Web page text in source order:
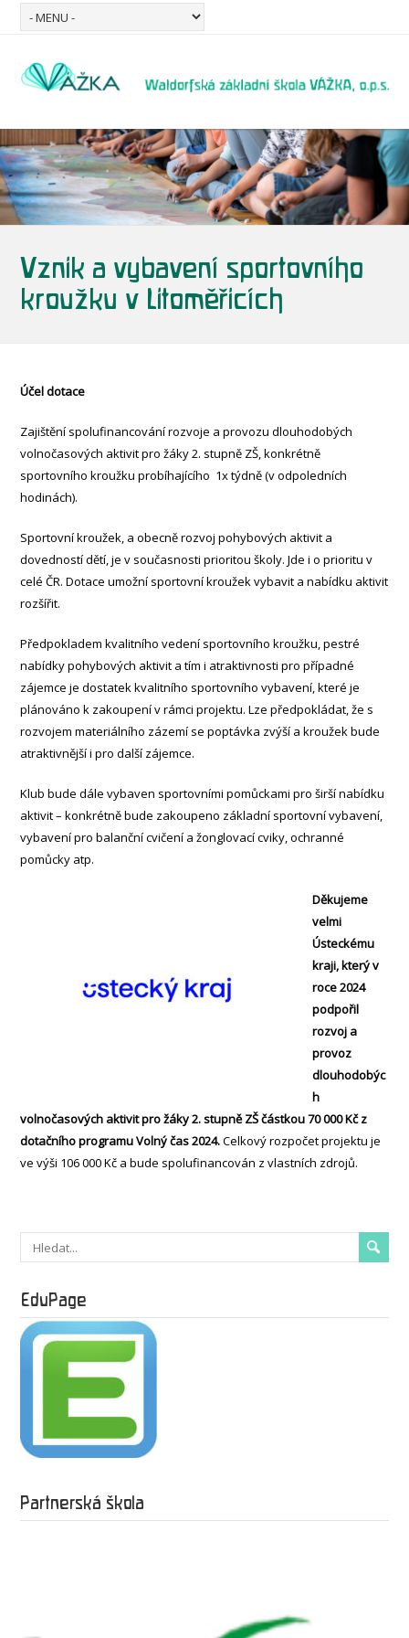
Vznik a vybavení sportovního
kroužku v Litoměřicích
Účel dotace
Zajištění spolufinancování rozvoje a provozu dlouhodobých
volnočasových aktivit pro žáky 2. stupně ZŠ, konkrétně
sportovního kroužku probíhajícího 1x týdně (v odpoledních
hodinách).
Sportovní kroužek, a obecně rozvoj pohybových aktivit a
dovedností dětí, je v současnosti prioritou školy. Jde i o prioritu v
celé ČR. Dotace umožní sportovní kroužek vybavit a nabídku aktivit
rozšířit.
Předpokladem kvalitního vedení sportovního kroužku, pestré
nabídky pohybových aktivit a tím i atraktivnosti pro případné
zájemce je dostatek kvalitního sportovního vybavení, které je
plánováno k zakoupení v rámci projektu. Lze předpokládat, že s
rozvojem materiálního zázemí se poptávka zvýší a kroužek bude
atraktivnější i pro další zájemce.
Klub bude dále vybaven sportovními pomůckami pro širší nabídku
aktivit – konkrétně bude zakoupeno základní sportovní vybavení,
vybavení pro balanční cvičení a žonglovací cviky, ochranné
pomůcky atp.
Děkujeme
velmi
Ústeckému
kraji, který v
roce 2024
podpořil
rozvoj a
provoz
dlouhodobýc
h
volnočasových aktivit pro žáky 2. stupně ZŠ částkou 70 000 Kč z
dotačního programu Volný čas 2024.Celkový rozpočet projektu je
ve výši 106 000 Kč a bude spolufinancován z vlastních zdrojů.
EduPage
Partnerská škola